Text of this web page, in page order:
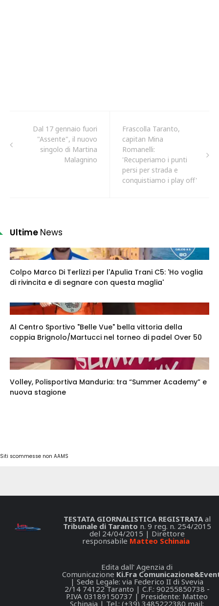
Dal 17 gennaio fuori
"Assente", il nuovo
singolo di Martina
Malagnino
Frascolla Taranto,
capitan Mina
Romanelli:
'Recuperiamo i punti
persi per strada e
conquistiamo i play off'
Ultime News
Colpo Marco Di Terlizzi per l'Apulia Trani C5: 'Ho voglia
di rivincita e di segnare con questa maglia'
Al Centro Sportivo "Belle Vue" bella vittoria della
coppia Brignolo/Martucci nel torneo di padel Over 50
Volley, Polisportiva Manduria: tra “Summer Academy” e
nuova stagione
Siti scommesse non AAMS
TESTATA GIORNALISTICA REGISTRATAal
Tribunale di Taranto n. 9 reg. n. 254/2015
del 24/04/2015 | Direttore
responsabile Matteo Schinaia
Edita dall' Agenzia di
Comunicazione Ki.Fra
| Sede Legale: via Federico II di Svevia
2/14 74122 Taranto | C.F.: 90255850738 -
P.IVA 03189150737 | Presidente: Matteo
Schinaia | Tel.: (+39) 3485222380 mail: